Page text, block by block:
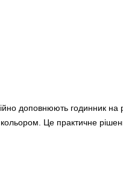
доповнюють годинник на
Це практичне